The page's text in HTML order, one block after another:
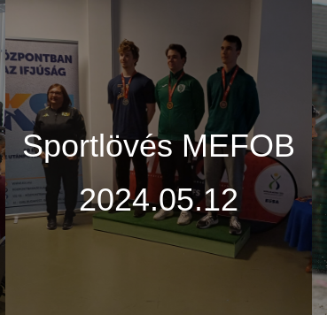
Sportlövés MEFOB
2024.05.12